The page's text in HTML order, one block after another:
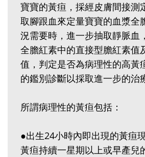
寶寶的黃疸，採經皮膚間接測
取腳跟血來定量寶寶的血漿全
況需要時，進一步抽取靜脈血
全膽紅素中的直接型膽紅素值
值，判定是否為病理性的高黃
的鑑別診斷以採取進一步的治
所謂病理性的黃疸包括：
●出生24小時內即出現的黃疸
黃疸持續一星期以上或早產兒